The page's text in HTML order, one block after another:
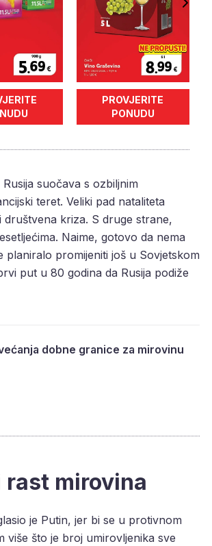
PROVJERITE
PONUDU
suočava s ozbiljnim
teret. Veliki pad nataliteta
kriza. S druge strane,
Naime, gotovo da nema
planiralo promijeniti još u Sovjetskom
put u 80 godina da Rusija podiže
dobne granice za mirovinu
mirovina
je Putin, jer bi se u protivnom
više što je broj umirovljenika sve